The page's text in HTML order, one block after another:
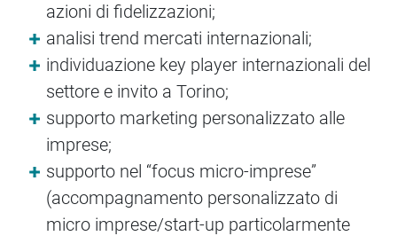
azioni di fidelizzazioni;
analisi trend mercati internazionali;
individuazione key player internazionali del
settore e invito a Torino;
supporto marketing personalizzato alle
imprese;
supporto nel “focus micro-imprese”
(accompagnamento personalizzato di
micro imprese/start-up particolarmente